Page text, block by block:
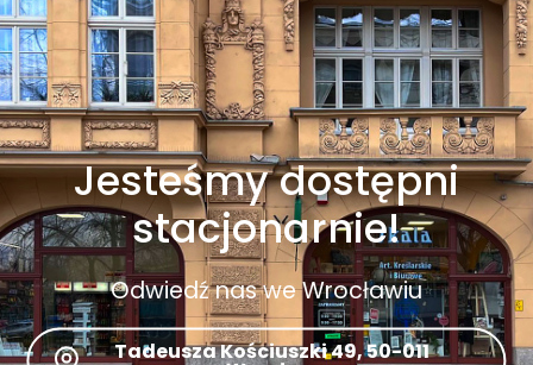
Jesteśmy dostępni
stacjonarnie!
Odwiedź nas we Wrocławiu
Tadeusza Kościuszki 49, 50-011